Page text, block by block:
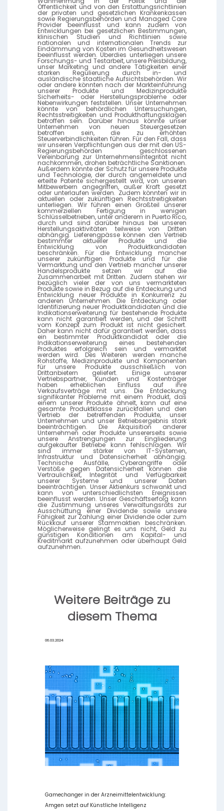
Öffentlichkeit und von den Erstattungsrichtlinien
der privaten und gesetzlichen Krankenkassen
sowie Regierungsbehörden und Managed Care
Provider beeinflusst und kann zudem von
Entwicklungen bei gesetzlichen Bestimmungen,
klinischen Studien und Richtlinien sowie
nationalen und internationalen Trends zur
Eindämmung von Kosten im Gesundheitswesen
beeinflusst werden. Überdies unterliegen unsere
Forschungs- und Testarbeit, unsere Preisbildung,
unser Marketing und andere Tätigkeiten einer
starken Regulierung durch in- und
ausländische staatliche Aufsichtsbehörden. Wir
oder andere könnten nach der Markteinführung
unserer Produkte und Medizinprodukte
Sicherheits- oder Herstellungsprobleme oder
Nebenwirkungen feststellen. Unser Unternehmen
könnte von behördlichen Untersuchungen,
Rechtsstreitigkeiten und Produkthaftungsklagen
betroffen sein. Darüber hinaus könnte unser
Unternehmen von neuen Steuergesetzen
betroffen sein, die zu erhöhten
Steuerverbindlichkeiten führen. Für den Fall, dass
wir unseren Verpflichtungen aus der mit den US-
Regierungsbehörden geschlossenen
Vereinbarung zur Unternehmensintegrität nicht
nachkommen, drohen beträchtliche Sanktionen.
Außerdem könnte der Schutz für unsere Produkte
und Technologie, der durch angemeldete und
erteilte Patente sichergestellt wird, von unseren
Mitbewerbern angegriffen, außer Kraft gesetzt
oder unterlaufen werden. Zudem könnten wir in
aktuellen oder zukünftigen Rechtsstreitigkeiten
unterliegen. Wir führen einen Großteil unserer
kommerziellen Fertigung in wenigen
Schlüsselbetrieben, unter anderem in Puerto Rico,
durch und sind darüber hinaus bei unseren
Herstellungsaktivitäten teilweise von Dritten
abhängig. Lieferengpässe können den Vertrieb
bestimmter aktueller Produkte und die
Entwicklung von Produktkandidaten
beschränken. Für die Entwicklung mancher
unserer zukünftigen Produkte und für die
Vermarktung und den Vertrieb mancher unserer
Handelsprodukte setzen wir auf die
Zusammenarbeit mit Dritten. Zudem stehen wir
bezüglich vieler der von uns vermarkteten
Produkte sowie in Bezug auf die Entdeckung und
Entwicklung neuer Produkte in Konkurrenz zu
anderen Unternehmen. Die Entdeckung oder
Identifizierung neuer Produktkandidaten und die
Indikationserweiterung für bestehende Produkte
kann nicht garantiert werden, und der Schritt
vom Konzept zum Produkt ist nicht gesichert.
Daher kann nicht dafür garantiert werden, dass
ein bestimmter Produktkandidat oder die
Indikationserweiterung eines bestehenden
Produktes erfolgreich sein und vermarktet
werden wird. Des Weiteren werden manche
Rohstoffe, Medizinprodukte und Komponenten
für unsere Produkte ausschließlich von
Drittanbietern geliefert. Einige unserer
Vertriebspartner, Kunden und Kostenträger
haben erheblichen Einfluss auf ihre
Verkaufsverträge mit uns. Die Entdeckung
signifikanter Probleme mit einem Produkt, das
einem unserer Produkte ähnelt, kann auf eine
gesamte Produktklasse zurückfallen und den
Vertrieb der betreffenden Produkte, unser
Unternehmen und unser Betriebsergebnis stark
beeinträchtigen. Die Akquisition anderer
Unternehmen oder Produkte unsererseits sowie
unsere Anstrengungen zur Eingliederung
aufgekaufter Betriebe kann fehlschlagen. Wir
sind immer stärker von IT-Systemen,
Infrastruktur und Datensicherheit abhängig.
Technische Ausfälle, Cyberangriffe oder
Verstöße gegen Datensicherheit können die
Vertraulichkeit, Integrität und Verfügbarkeit
unserer Systeme und unserer Daten
beeinträchtigen. Unser Aktienkurs schwankt und
kann von unterschiedlichsten Ereignissen
beeinflusst werden. Unser Geschäftserfolg kann
die Zustimmung unseres Verwaltungsrats zur
Ausschüttung einer Dividende sowie unsere
Fähigkeit zur Zahlung einer Dividende oder zum
Rückkauf unserer Stammaktien beschränken.
Möglicherweise gelingt es uns nicht, Geld zu
günstigen Konditionen am Kapital- und
Kreditmarkt aufzunehmen oder überhaupt Geld
aufzunehmen.
Weitere Beiträge zu
diesem Thema
06.03.2024
Gamechanger in der Arzneimittelentwicklung:
Amgen setzt auf Künstliche Intelligenz